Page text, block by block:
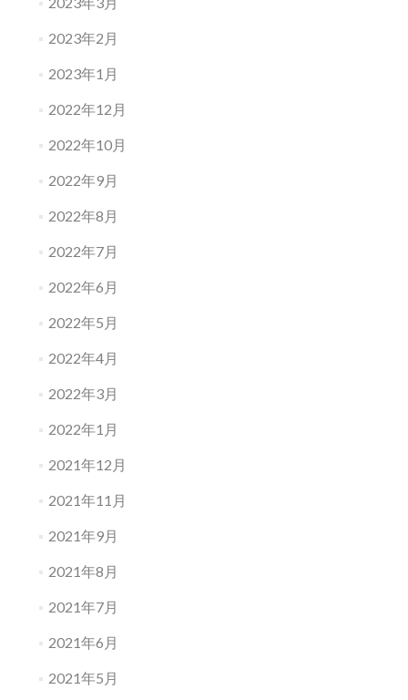
2023年2月
2023年1月
2022年12月
2022年10月
2022年9月
2022年8月
2022年7月
2022年6月
2022年5月
2022年4月
2022年3月
2022年1月
2021年12月
2021年11月
2021年9月
2021年8月
2021年7月
2021年6月
2021年5月